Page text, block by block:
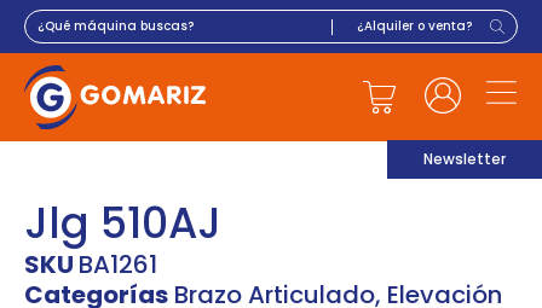
Newsletter
Jlg 510AJ
SKU BA1261
Categorías Brazo Articulado, Elevación